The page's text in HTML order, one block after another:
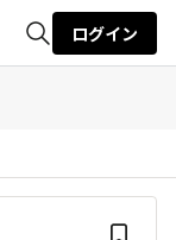
検索
ログイン